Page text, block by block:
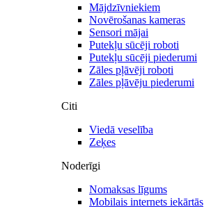
Mājdzīvniekiem
Novērošanas kameras
Sensori mājai
Putekļu sūcēji roboti
Putekļu sūcēji piederumi
Zāles pļāvēji roboti
Zāles pļāvēju piederumi
Citi
Viedā veselība
Zeķes
Noderīgi
Nomaksas līgums
Mobilais internets iekārtās